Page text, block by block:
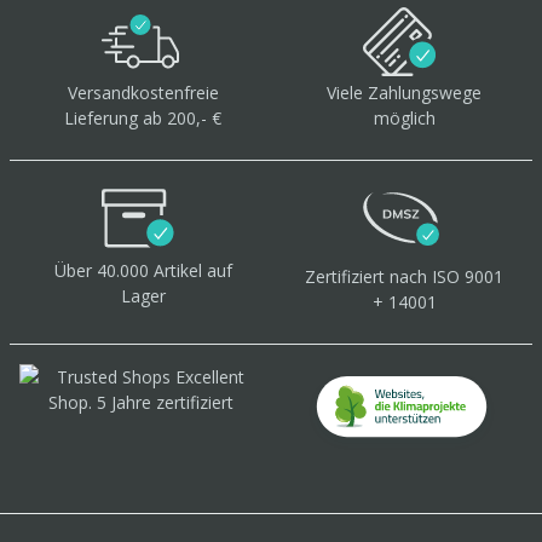
Versandkostenfreie
Lieferung ab 200,- €
Viele Zahlungswege
möglich
Über 40.000 Artikel auf
Lager
Zertifiziert nach ISO 9001
+ 14001